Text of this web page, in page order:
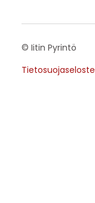
© Iitin Pyrintö
Tietosuojaseloste